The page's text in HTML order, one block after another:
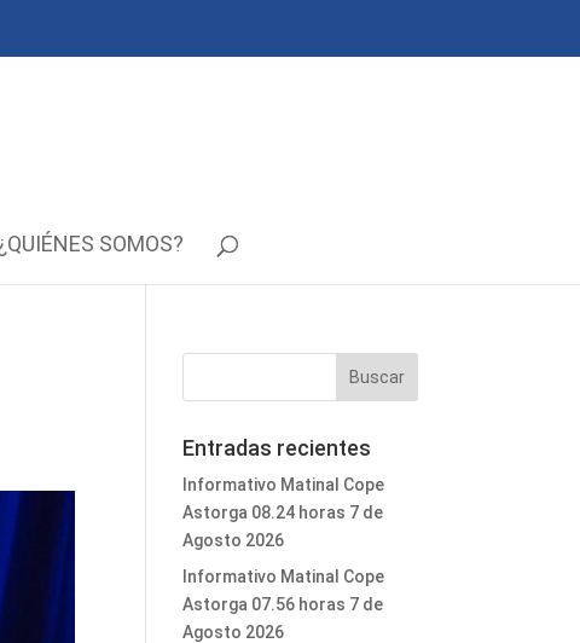
SOMOS?
Entradas recientes
Informativo Matinal Cope
Astorga 08.24 horas 7 de
Agosto 2026
Informativo Matinal Cope
Astorga 07.56 horas 7 de
Agosto 2026